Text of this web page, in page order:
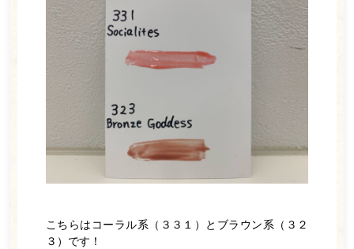
こちらはコーラル系（３３１）とブラウン系（３２
３）です！
よくある質問
お知らせ一覧
WEB予約